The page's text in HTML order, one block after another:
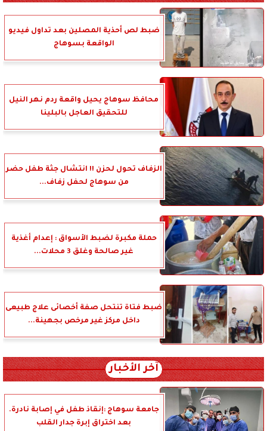
ضبط لص أحذية المصلين بعد تداول فيديو
الواقعة بسوهاج
محافظ سوهاج يحيل واقعة ردم نهر النيل
للتحقيق العاجل بالبلينا
الزفاف تحول لحزن !! انتشال جثة طفل حضر
من سوهاج لحفل زفاف...
حملة مكبرة لضبط الأسواق : إعدام أغذية
غير صالحة وغلق 3 محلات...
ضبط فتاة تنتحل صفة أخصائى علاج طبيعى
داخل مركز غير مرخص بجهينة...
آخر الأخبار
جامعة سوهاج :إنقاذ طفل في إصابة نادرة.
بعد اختراق إبرة جدار القلب